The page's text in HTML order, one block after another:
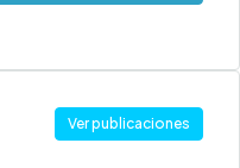
Ver publicaciones